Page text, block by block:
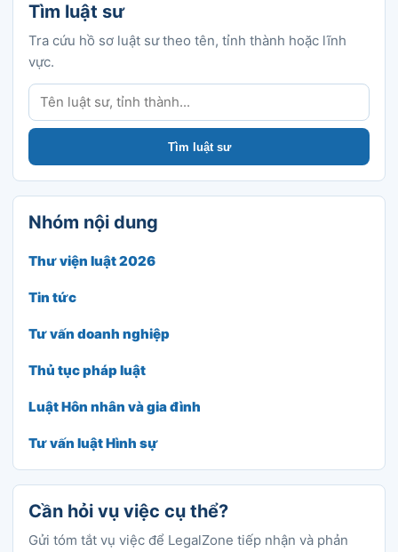
Tìm luật sư
Tra cứu hồ sơ luật sư theo tên, tỉnh thành hoặc lĩnh
vực.
Tìm luật sư
Tìm luật sư
Nhóm nội dung
Thư viện luật 2026
Tin tức
Tư vấn doanh nghiệp
Thủ tục pháp luật
Luật Hôn nhân và gia đình
Tư vấn luật Hình sự
Cần hỏi vụ việc cụ thể?
Gửi tóm tắt vụ việc để LegalZone tiếp nhận và phản